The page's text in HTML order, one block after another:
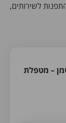
לשירותים,
– מטפלת